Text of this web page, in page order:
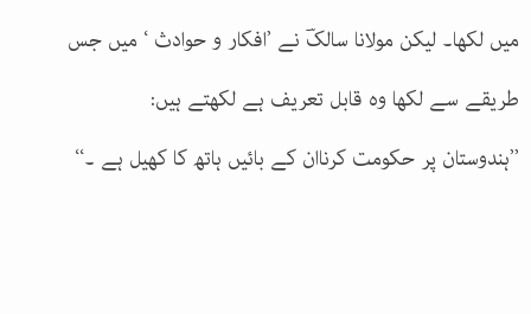
میں لکھا۔ لیکن مولانا سالکؔ نے ’افکار و حوادث ‘ میں جس
طریقے سے لکھا وہ قابل تعریف ہے لکھتے ہیں:
’’ہندوستان پر حکومت کرناان کے بائیں ہاتھ کا کھیل ہے ۔‘‘